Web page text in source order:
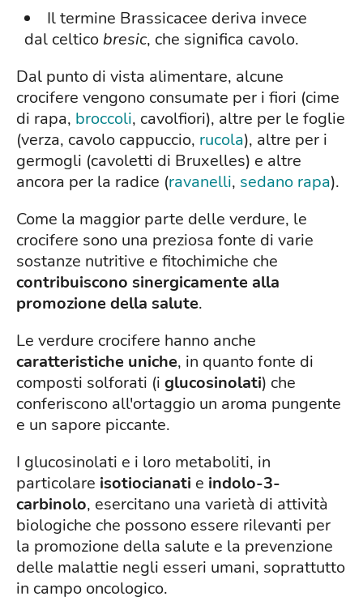
Il termine Brassicacee deriva invece
dal celtico bresic, che significa cavolo.
Dal punto di vista alimentare, alcune
crocifere vengono consumate per i fiori (cime
di rapa, broccoli, cavolfiori), altre per le foglie
(verza, cavolo cappuccio, rucola), altre per i
germogli (cavoletti di Bruxelles) e altre
ancora per la radice (ravanelli, sedano rapa).
Come la maggior parte delle verdure, le
crocifere sono una preziosa fonte di varie
sostanze nutritive e fitochimiche che
contribuiscono sinergicamente alla
promozione della salute.
Le verdure crocifere hanno anche
caratteristiche uniche, in quanto fonte di
composti solforati (i glucosinolati) che
conferiscono all'ortaggio un aroma pungente
e un sapore piccante.
I glucosinolati e i loro metaboliti, in
particolare isotiocianati e indolo-3-
carbinolo, esercitano una varietà di attività
biologiche che possono essere rilevanti per
la promozione della salute e la prevenzione
delle malattie negli esseri umani, soprattutto
in campo oncologico.